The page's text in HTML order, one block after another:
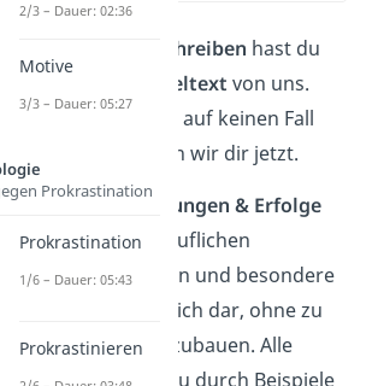
Reflexion schreiben hast du
Beispieltext von uns.
Welche Inhalte darin auf keinen Fall
fehlen dürfen, zeigen wir dir jetzt.
Berufliche Leistungen & Erfolge
Stelle deinen beruflichen
Errungenschaften und besondere
Leistungen sachlich dar, ohne zu
viel Eigenlob einzubauen. Alle
Erfolge solltest du durch Beispiele
2/3 – Dauer: 02:36
Motive
3/3 – Dauer: 05:27
Prokrastination
Prokrastination
1/6 – Dauer: 05:43
Prokrastinieren